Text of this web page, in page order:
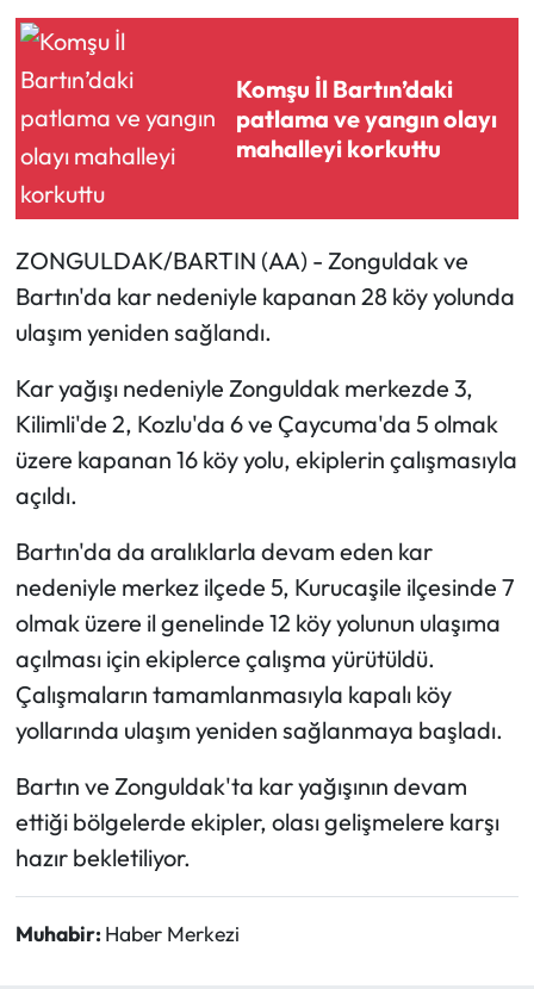
Komşu İl Bartın’daki
patlama ve yangın olayı
mahalleyi korkuttu
ZONGULDAK/BARTIN (AA) - Zonguldak ve
Bartın'da kar nedeniyle kapanan 28 köy yolunda
ulaşım yeniden sağlandı.
Kar yağışı nedeniyle Zonguldak merkezde 3,
Kilimli'de 2, Kozlu'da 6 ve Çaycuma'da 5 olmak
üzere kapanan 16 köy yolu, ekiplerin çalışmasıyla
açıldı.
Bartın'da da aralıklarla devam eden kar
nedeniyle merkez ilçede 5, Kurucaşile ilçesinde 7
olmak üzere il genelinde 12 köy yolunun ulaşıma
açılması için ekiplerce çalışma yürütüldü.
Çalışmaların tamamlanmasıyla kapalı köy
yollarında ulaşım yeniden sağlanmaya başladı.
Bartın ve Zonguldak'ta kar yağışının devam
ettiği bölgelerde ekipler, olası gelişmelere karşı
hazır bekletiliyor.
Muhabir: Haber Merkezi
Kimdir?
Kültür Sanat
Laçin Haberleri
Magazin
Mecitözü Haberleri
Oğuzlar Haberleri
Ortaköy Haberleri
Osmancık Haberleri
Otomotiv
Resmi İlan
Resmi Reklam
Sağlık
Siyaset
Spor
Sungurlu Haberleri
Turizm